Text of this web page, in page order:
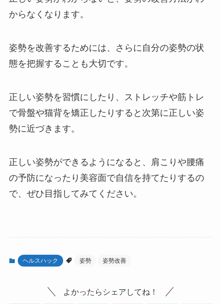
からなくなります。
姿勢を改善するためには、さらに自分の姿勢の状
態を把握することも大切です。
正しい姿勢を習慣にしたり、ストレッチや筋トレ
で骨盤や猫背を矯正したりすると次第に正しい姿
勢に近づきます。
正しい姿勢ができるようになると、肩こりや腰痛
の予防になったり美容面で自信を持てたりするの
で、ぜひ目指してみてください。
ヘルスハック 姿勢 姿勢改善
よかったらシェアしてね！